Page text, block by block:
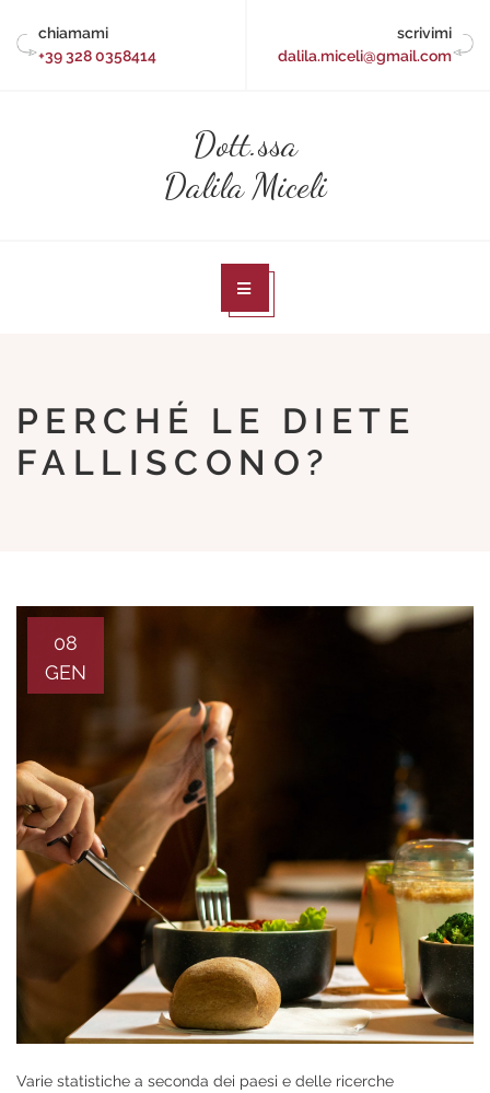
content
chiamami
+39 328 0358414
scrivimi
dalila.miceli@gmail.com
Dott.ssa
Dalila Miceli
PERCHÉ LE DIETE
FALLISCONO?
08
GEN
Varie statistiche a seconda dei paesi e delle ricerche